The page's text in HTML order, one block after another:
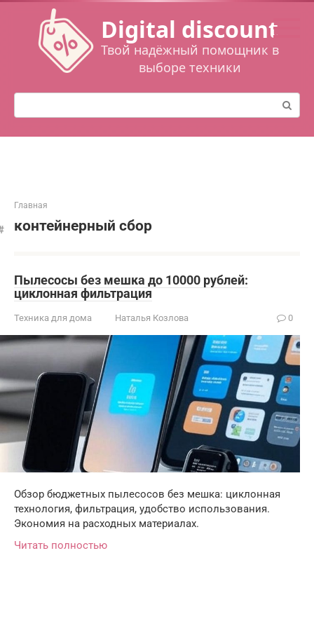
Перейти
контенту
Digital discount
Твой надёжный помощник в
выборе техники
Поиск:
Главная
контейнерный сбор
Пылесосы без мешка до 10000 рублей:
циклонная фильтрация
Техника для дома Наталья Козлова 0
Обзор бюджетных пылесосов без мешка: циклонная
технология, фильтрация, удобство использования.
Экономия на расходных материалах.
Читать полностью